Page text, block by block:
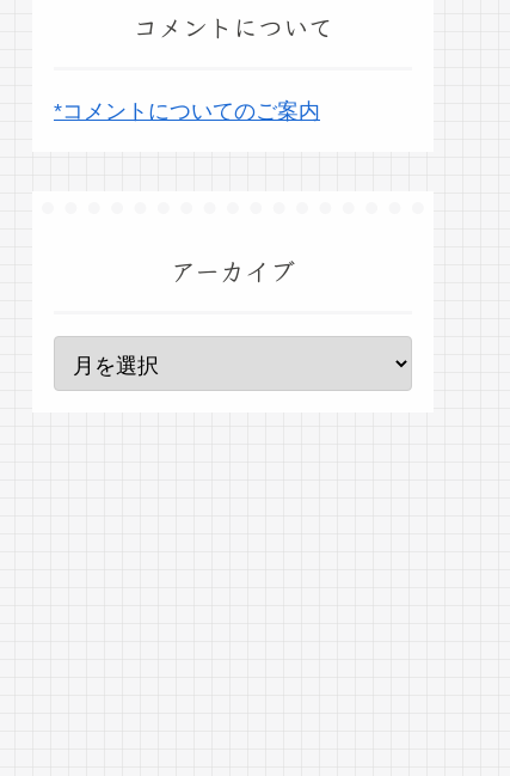
コメントについて
*コメントについてのご案内
アーカイブ